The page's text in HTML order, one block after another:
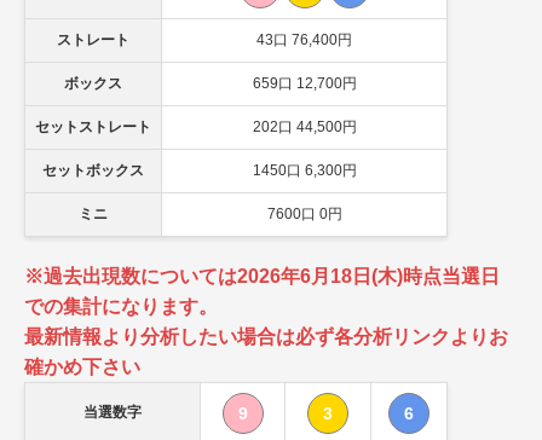
ストレート 43口 76,400円
ボックス 659口 12,700円
セットストレート 202口 44,500円
セットボックス 1450口 6,300円
ミニ 7600口 0円
※過去出現数については2026年6月18日(木)時点当選日
での集計になります。
最新情報より分析したい場合は必ず各分析リンクよりお
確かめ下さい
当選数字 9 3 6